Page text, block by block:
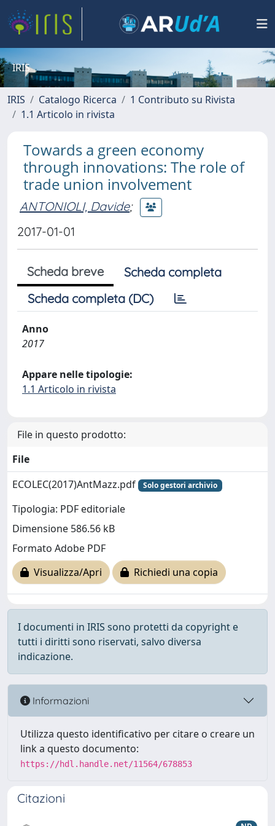
IRIS
IRIS Catalogo Ricerca
1 Contributo su Rivista
1.1 Articolo in rivista
Towards a green economy
through innovations: The role of
trade union involvement
ANTONIOLI, Davide;
2017-01-01
Scheda breve
Scheda completa
Scheda completa (DC)
Anno
2017
Appare nelle tipologie:
1.1 Articolo in rivista
File in questo prodotto:
File
ECOLEC(2017)AntMazz.pdf
Solo gestori archivio
Tipologia: PDF editoriale
Dimensione 586.56 kB
Formato Adobe PDF
Visualizza/Apri
Richiedi una copia
I documenti in IRIS sono protetti da copyright e
tutti i diritti sono riservati, salvo diversa
indicazione.
Informazioni
Utilizza questo identificativo per citare o creare un
link a questo documento:
https://hdl.handle.net/11564/678853
Citazioni